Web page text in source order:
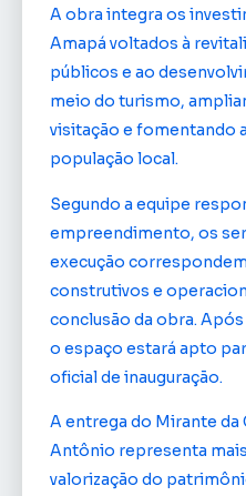
A obra integra os
Amapá voltados à
públicos e ao
meio do turismo,
visitação e fomentando
população local.
Segundo a equipe
empreendimento, os
execução
construtivos e
conclusão da obra.
o espaço estará apto
oficial de inauguração.
A entrega do Mirante da
Antônio representa
valorização do